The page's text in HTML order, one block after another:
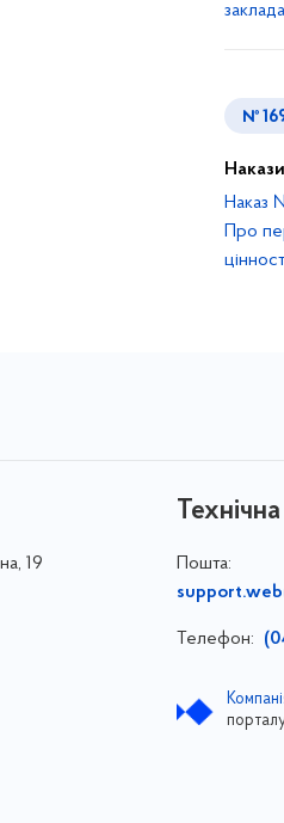
№
Накази
Наказ
Про
19
Пошта:
Телефон: